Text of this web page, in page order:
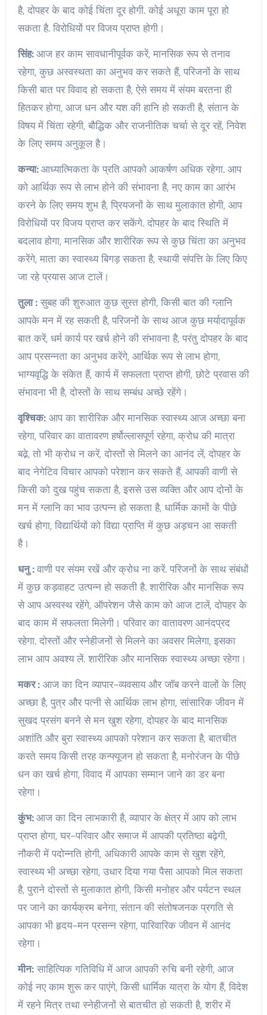
है, दोपहर के बाद कोई चिंता दूर होगी. कोई अधूरा काम पूरा हो
सकता है. विरोधियों पर विजय प्राप्त होगी।
सिंह:आज हर काम सावधानीपूर्वक करें, मानसिक रूप से तनाव
रहेगा, कुछ अस्वस्थता का अनुभव कर सकते हैं, परिजनों के साथ
किसी बात पर विवाद हो सकता है, ऐसे समय में संयम बरतना ही
हितकर होगा, आज धन और यश की हानि हो सकती है, संतान के
विषय में चिंता रहेगी, बौद्धिक और राजनीतिक चर्चा से दूर रहें, निवेश
के लिए समय अनुकूल है।
कन्या:आध्यात्मिकता के प्रति आपको आकर्षण अधिक रहेगा. आप
को आर्थिक रूप से लाभ होने की संभावना है, नए काम का आरंभ
करने के लिए समय शुभ है, प्रियजनों के साथ मुलाकात होगी, आप
विरोधियों पर विजय प्राप्त कर सकेंगे. दोपहर के बाद स्थिति में
बदलाव होगा, मानसिक और शारीरिक रूप से कुछ चिंता का अनुभव
करेंगे, माता का स्वास्थ्य बिगड़ सकता है, स्थायी संपत्ति के लिए किए
जा रहे प्रयास आज टालें।
तुला :सुबह की शुरुआत कुछ सुस्त होगी, किसी बात की ग्लानि
आपके मन में रह सकती है, परिजनों के साथ आज कुछ मर्यादापूर्वक
बात करें, धर्म कार्य पर खर्च होने की संभावना है, परंतु दोपहर के बाद
आप प्रसन्नता का अनुभव करेंगे, आर्थिक रूप से लाभ होगा,
भाग्यवृद्धि के संकेत हैं, कार्य में सफलता प्राप्त होगी, छोटे प्रवास की
संभावना भी है, दोस्तों के साथ सम्बंध अच्छे रहेंगे।
वृश्चिक:आप का शारीरिक और मानसिक स्वास्थ्य आज अच्छा बना
रहेगा, परिवार का वातावरण हर्षोल्लासपूर्ण रहेगा, क्रोध की मात्रा
बढे़, तो भी क्रोध न करें, दोस्तों से मिलने का आनंद लें, दोपहर के
बाद नेगेटिव विचार आपको परेशान कर सकते हैं, आपकी वाणी से
किसी को दुख पहुंच सकता है, इससे उस व्यक्ति और आप दोनों के
मन में ग्लानि का भाव उत्पन्न हो सकता है, धार्मिक कामों के पीछे
खर्च होगा, विद्यार्थियों को विद्या प्राप्ति में कुछ अड़चन आ सकती
है।
धनु :वाणी पर संयम रखें और क्रोध ना करें. परिजनों के साथ संबंधों
में कुछ कड़वाहट उत्पन्न हो सकती है. शारीरिक और मानसिक रूप
से आप अस्वस्थ रहेंगे, ऑपरेशन जैसे काम को आज टालें, दोपहर के
बाद काम में सफलता मिलेगी। परिवार का वातावरण आनंदप्रद
रहेगा. दोस्तों और स्नेहीजनों से मिलने का अवसर मिलेगा, इसका
लाभ आप अवश्य लें. शारीरिक और मानसिक स्वास्थ्य अच्छा रहेगा।
मकर :आज का दिन व्यापार-व्यवसाय और जॉब करने वालों के लिए
अच्छा है, पुत्र और पत्नी से आर्थिक लाभ होगा, सांसारिक जीवन में
सुखद प्रसंग बनने से मन खुश रहेगा, दोपहर के बाद मानसिक
अशांति और बुरा स्वास्थ्य आपको परेशान कर सकता है, बातचीत
करते समय किसी तरह कन्फ्यूजन हो सकता है, मनोरंजन के पीछे
धन का खर्च होगा, विवाद में आपका सम्मान जाने का डर बना
रहेगा।
कुंभ:आज का दिन लाभकारी है, व्यापार के क्षेत्र में आप को लाभ
प्राप्त होगा, घर-परिवार और समाज में आपकी प्रतिष्ठा बढ़ेगी,
नौकरी में पदोन्नति होगी, अधिकारी आपके काम से खुश रहेंगे,
स्वास्थ्य भी अच्छा रहेगा, उधार दिया गया पैसा आपको मिल सकता
है, पुराने दोस्तों से मुलाकात होगी, किसी मनोहर और पर्यटन स्थल
पर जाने का कार्यक्रम बनेगा, संतान की संतोषजनक प्रगति से
आपका भी हृदय-मन प्रसन्न रहेगा, पारिवारिक जीवन में आनंद
रहेगा।
मीन:साहित्यिक गतिविधि में आज आपकी रुचि बनी रहेगी, आज
कोई नए काम शुरू कर पाएंगे, किसी धार्मिक यात्रा के योग हैं, विदेश
में रहने मित्र तथा स्नेहीजनों से बातचीत हो सकती है, शरीर में